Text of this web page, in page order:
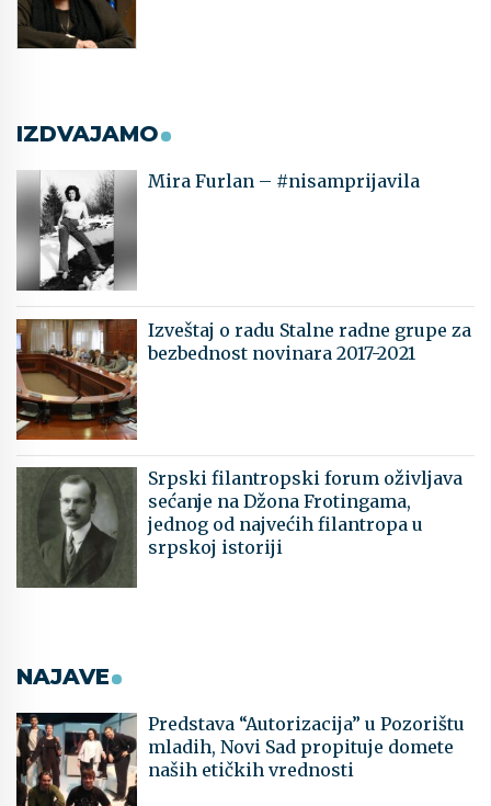
IZDVAJAMO
Mira Furlan – #nisamprijavila
Izveštaj o radu Stalne radne grupe za
bezbednost novinara 2017-2021
Srpski filantropski forum oživljava
sećanje na Džona Frotingama,
jednog od najvećih filantropa u
srpskoj istoriji
NAJAVE
Predstava “Autorizacija” u Pozorištu
mladih, Novi Sad propituje domete
naših etičkih vrednosti